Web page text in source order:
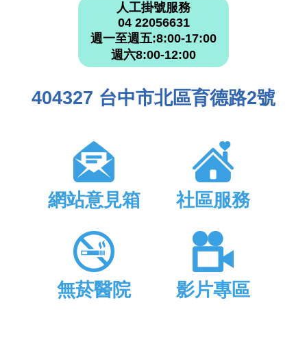
人工掛號服務
04 22056631
週一至週五:8:00-17:00
週六8:00-12:00
404327 台中市北區育德路2號
網站意見箱 社區服務
無菸醫院 影片專區